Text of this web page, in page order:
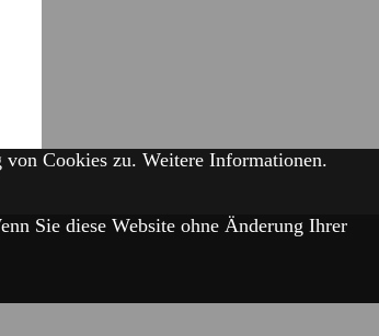
von Cookies zu. Weitere Informationen.
Sie diese Website ohne Änderung Ihrer